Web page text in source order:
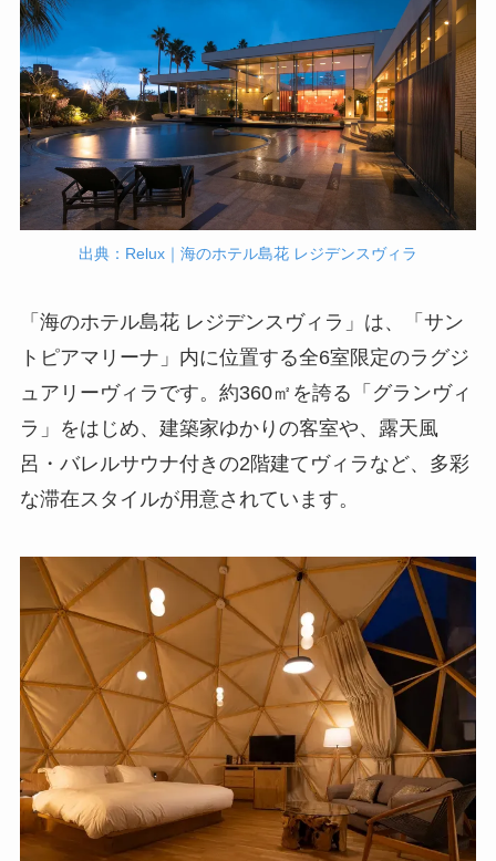
出典：Relux｜海のホテル島花 レジデンスヴィラ
「海のホテル島花 レジデンスヴィラ」は、「サン
トピアマリーナ」内に位置する全6室限定のラグジ
ュアリーヴィラです。約360㎡を誇る「グランヴィ
ラ」をはじめ、建築家ゆかりの客室や、露天風
呂・バレルサウナ付きの2階建てヴィラなど、多彩
な滞在スタイルが用意されています。